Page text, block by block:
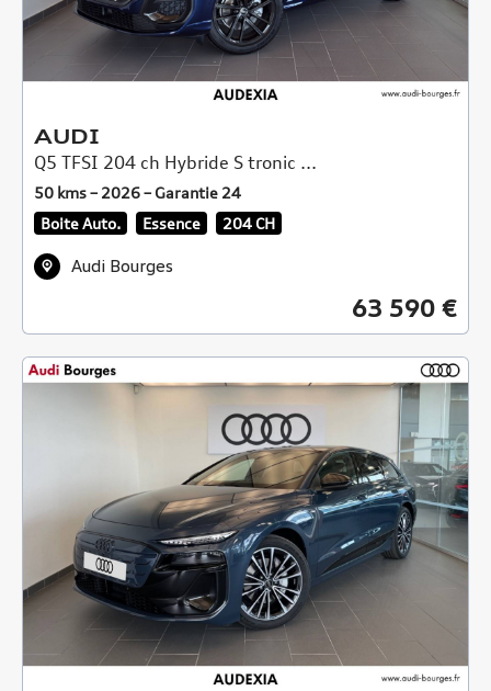
AUDI
Q5 TFSI 204 ch Hybride S tronic ...
50 kms – 2026 – Garantie 24
Boite Auto.
Essence 204 CH
Audi Bourges
63 590 €